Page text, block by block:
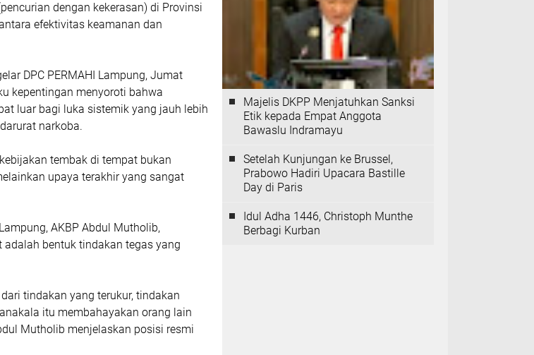
dengan kekerasan) di Provinsi
efektivitas keamanan dan
DPC PERMAHI Lampung, Jumat
kepentingan menyoroti bahwa
luar bagi luka sistemik yang jauh lebih
narkoba.
tembak di tempat bukan
upaya terakhir yang sangat
AKBP Abdul Mutholib,
bentuk tindakan tegas yang
tindakan yang terukur, tindakan
itu membahayakan orang lain
Mutholib menjelaskan posisi resmi
Majelis DKPP Menjatuhkan Sanksi
Etik kepada Empat Anggota
Bawaslu Indramayu
Setelah Kunjungan ke Brussel,
Prabowo Hadiri Upacara Bastille
Day di Paris
Idul Adha 1446, Christoph Munthe
Berbagi Kurban